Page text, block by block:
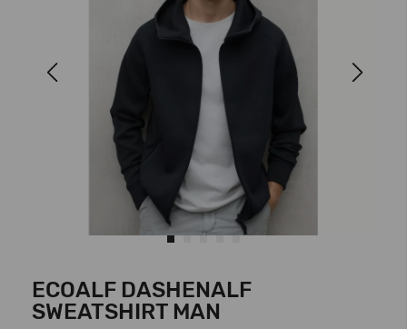
Next
ECOALF DASHENALF
SWEATSHIRT MAN